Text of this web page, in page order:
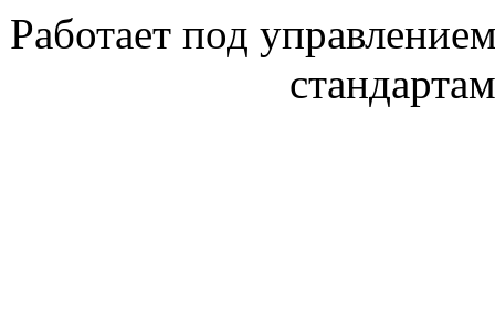
Работает под